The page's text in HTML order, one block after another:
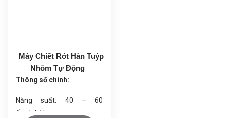
Máy Chiết Rót Hàn Tuýp
Nhôm Tự Động
Thông số chính:
Năng suất: 40 – 60
ống/phút